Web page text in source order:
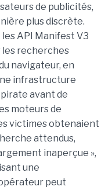
de publicités,
plus discrète.
API Manifest V3
recherches
navigateur, en
infrastructure
avant de
moteurs de
victimes obtenaient
attendus,
inaperçue »,
une
peut